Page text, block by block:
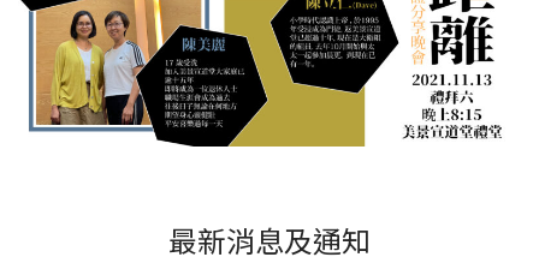
最新消息及通知